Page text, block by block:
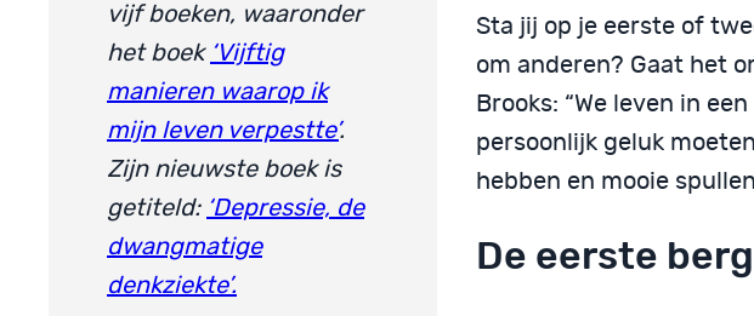
vijf boeken, waaronder
het boek ‘Vijftig
manieren waarop ik
mijn leven verpestte’.
Zijn nieuwste boek is
getiteld: ‘Depressie, de
dwangmatige
denkziekte’.
Sta jij op je eerste of
om anderen? Gaat het
Brooks: “We leven in
persoonlijk geluk
hebben en mooie
De eerste berg